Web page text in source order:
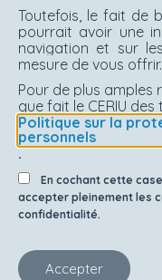
Toutefois, le fait de
pourrait avoir une
navigation et sur
mesure de vous offrir.
Pour de plus amples
que fait le CERIU
Politique sur la
personnels
.
En cochant cette
accepter pleinement les
confidentialité.
Accepter